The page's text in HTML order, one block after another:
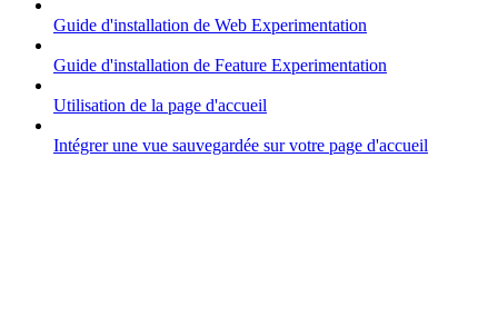
Guide d'installation de Web Experimentation
Guide d'installation de Feature Experimentation
Utilisation de la page d'accueil
Intégrer une vue sauvegardée sur votre page d'accueil